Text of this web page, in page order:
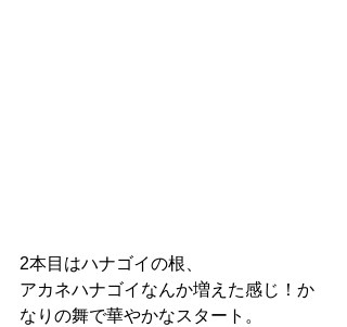
2本目はハナゴイの根、
アカネハナゴイなんか増えた感じ！か
なりの舞で華やかなスタート。